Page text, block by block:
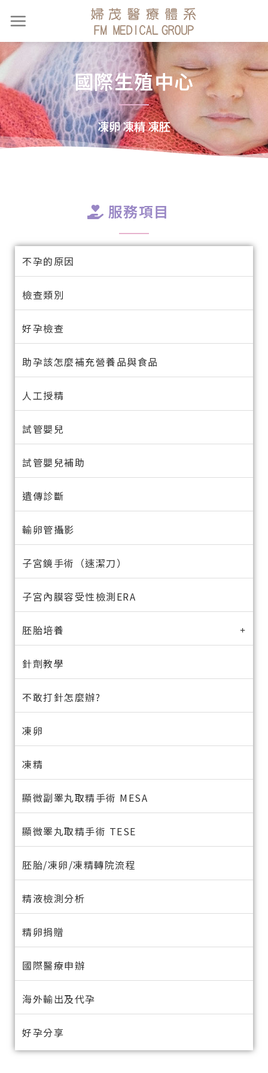
國際生殖中心
凍卵 凍精 凍胚
服務項目
不孕的原因
檢查類別
好孕檢查
助孕該怎麼補充營養品與食品
人工授精
試管嬰兒
試管嬰兒補助
遺傳診斷
輸卵管攝影
子宮鏡手術（速潔刀）
子宮內膜容受性檢測ERA
胚胎培養
針劑教學
不敢打針怎麼辦?
凍卵
凍精
顯微副睪丸取精手術 MESA
顯微睪丸取精手術 TESE
胚胎/凍卵/凍精轉院流程
精液檢測分析
精卵捐贈
國際醫療申辦
海外輸出及代孕
好孕分享